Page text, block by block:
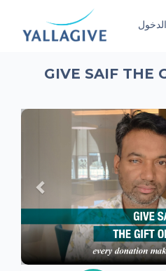
GIVE SAIF THE
Previous